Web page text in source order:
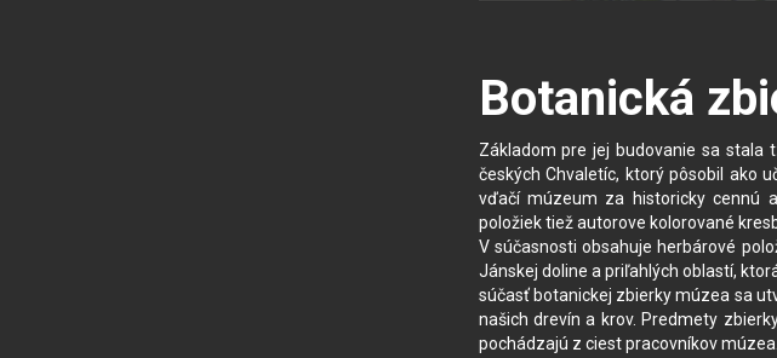
Botanická
Základom pre jej budovanie sa stala
českých Chvaletíc, ktorý pôsobil ako
vďačí múzeum za historicky cennú
položiek tiež autorove kolorované
V súčasnosti obsahuje herbárové
Jánskej doline a priľahlých oblastí,
súčasť botanickej zbierky múzea sa
našich drevín a krov. Predmety
pochádzajú z ciest pracovníkov múzea.